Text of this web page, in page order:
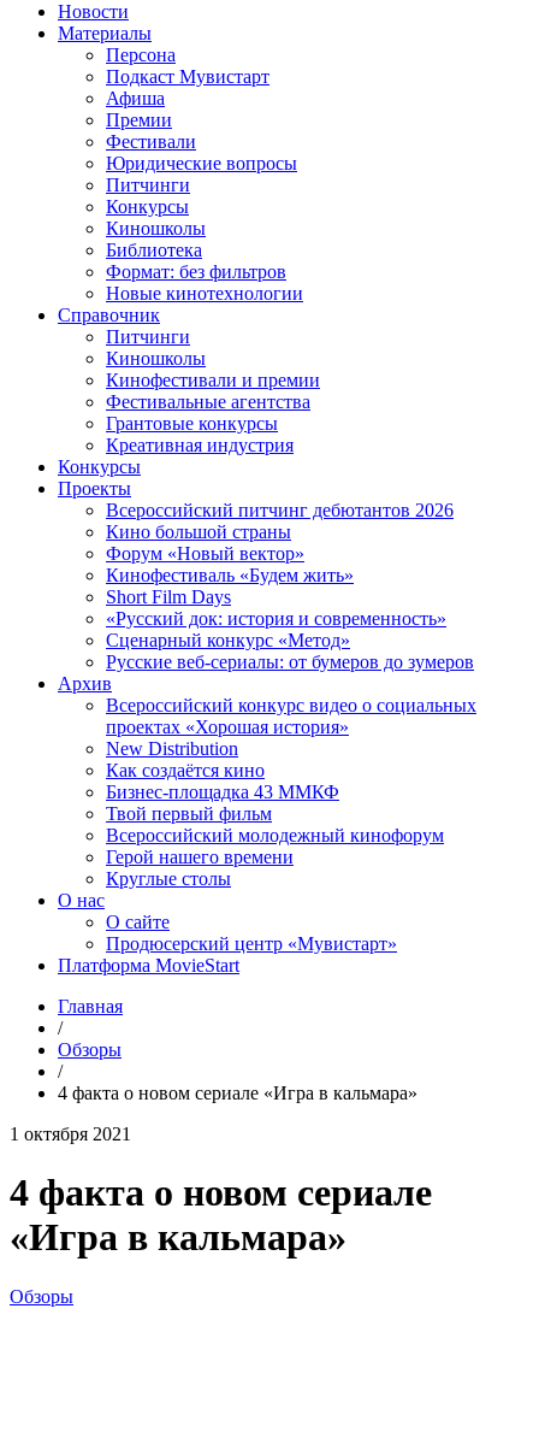
Новости
Материалы
Персона
Подкаст Мувистарт
Афиша
Премии
Фестивали
Юридические вопросы
Питчинги
Конкурсы
Киношколы
Библиотека
Формат: без фильтров
Новые кинотехнологии
Справочник
Питчинги
Киношколы
Кинофестивали и премии
Фестивальные агентства
Грантовые конкурсы
Креативная индустрия
Конкурсы
Проекты
Всероссийский питчинг дебютантов 2026
Кино большой страны
Форум «Новый вектор»
Кинофестиваль «Будем жить»
Short Film Days
«Русский док: история и современность»
Сценарный конкурс «Метод»
Русские веб-сериалы: от бумеров до зумеров
Архив
Всероссийский конкурс видео о социальных
проектах «Хорошая история»
New Distribution
Как создаётся кино
Бизнес-площадка 43 ММКФ
Твой первый фильм
Всероссийский молодежный кинофорум
Герой нашего времени
Круглые столы
О нас
О сайте
Продюсерский центр «Мувистарт»
Платформа MovieStart
Главная
/
Обзоры
/
4 факта о новом сериале «Игра в кальмара»
1 октября 2021
4 факта о новом сериале
«Игра в кальмара»
Обзоры